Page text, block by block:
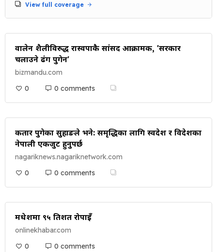
View full coverage
वालेन शैलीविरुद्ध रास्वपाकै सांसद आक्रामक, 'सरकार
चलाउने ढंग पुगेन'
bizmandu.com
0
0 comments
कतार पुगेका सुहाङले भने: समृद्धिका लागि स्वदेश र विदेशका
नेपाली एकजुट हुनुपर्छ
nagariknews.nagariknetwork.com
0
0 comments
मधेशमा ९५ प्रतिशत रोपाइँ
onlinekhabar.com
0
0 comments